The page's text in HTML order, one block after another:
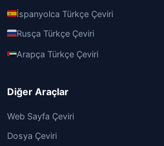
İspanyolca Türkçe Çeviri
Rusça Türkçe Çeviri
Arapça Türkçe Çeviri
Diğer Araçlar
Web Sayfa Çeviri
Dosya Çeviri